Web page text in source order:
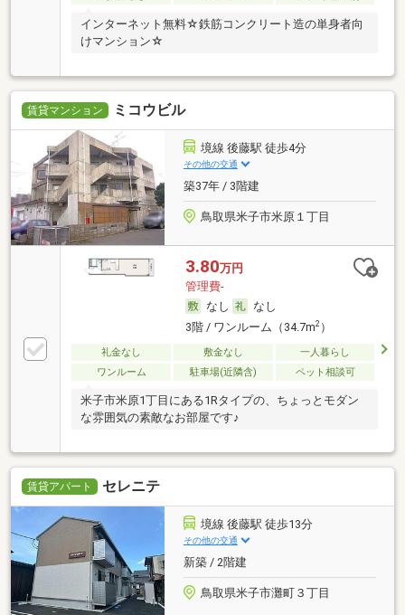
インターネット無料☆鉄筋コンクリート造の単身者向
けマンション☆
賃貸マンション ミコウビル
境線 後藤駅 徒歩4分
その他の交通
築37年 / 3階建
鳥取県米子市米原１丁目
3.80万円
管理費-
なし
なし
3階 / ワンルーム（34.7m2）
礼金なし 敷金なし
一人暮らし
ワンルーム
駐車場(近隣含) ペット相談可
米子市米原1丁目にある1Rタイプの、ちょっとモダン
な雰囲気の素敵なお部屋です♪
賃貸アパート セレニテ
境線 後藤駅 徒歩13分
その他の交通
新築 / 2階建
鳥取県米子市灘町３丁目